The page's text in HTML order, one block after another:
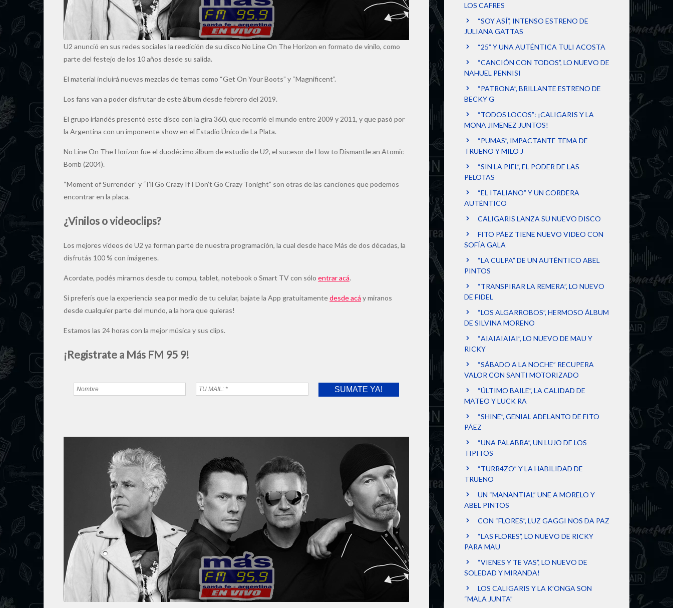
U2 anunció en sus redes sociales la reedición de su disco No Line On The Horizon en formato de vinilo, como
parte del festejo de los 10 años desde su salida.
El material incluirá nuevas mezclas de temas como “Get On Your Boots” y “Magnificent”.
Los fans van a poder disfrutar de este álbum desde febrero del 2019.
El grupo irlandés presentó este disco con la gira 360, que recorrió el mundo entre 2009 y 2011, y que pasó por
la Argentina con un imponente show en el Estadio Único de La Plata.
No Line On The Horizon fue el duodécimo álbum de estudio de U2, el sucesor de How to Dismantle an Atomic
Bomb (2004).
“Moment of Surrender” y “I’ll Go Crazy If I Don’t Go Crazy Tonight” son otras de las canciones que podemos
encontrar en la placa.
¿Vinilos o videoclips?
Los mejores videos de U2 ya forman parte de nuestra programación, la cual desde hace Más de dos décadas, la
disfrutás 100 % con imágenes.
Acordate, podés mirarnos desde tu compu, tablet, notebook o Smart TV con sólo entrar acá.
Si preferís que la experiencia sea por medio de tu celular, bajate la App gratuitamentedesde acá y miranos
desde cualquier parte del mundo, a la hora que quieras!
Estamos las 24 horas con la mejor música y sus clips.
¡Registrate a Más FM 95 9!
LOS CAFRES
“SOY ASÍ”, INTENSO ESTRENO DE
JULIANA GATTAS
“25” Y UNA AUTÉNTICA TULI ACOSTA
“CANCIÓN CON TODOS”, LO NUEVO DE
NAHUEL PENNISI
“PATRONA”, BRILLANTE ESTRENO DE
BECKY G
“TODOS LOCOS”: ¡CALIGARIS Y LA
MONA JIMENEZ JUNTOS!
“PUMAS”, IMPACTANTE TEMA DE
TRUENO Y MILO J
“SIN LA PIEL”, EL PODER DE LAS
PELOTAS
“EL ITALIANO” Y UN CORDERA
AUTÉNTICO
CALIGARIS LANZA SU NUEVO DISCO
FITO PÁEZ TIENE NUEVO VIDEO CON
SOFÍA GALA
“LA CULPA” DE UN AUTÉNTICO ABEL
PINTOS
“TRANSPIRAR LA REMERA”, LO NUEVO
DE FIDEL
“LOS ALGARROBOS”, HERMOSO ÁLBUM
DE SILVINA MORENO
“AIAIAIAIAI”, LO NUEVO DE MAU Y
RICKY
“SÁBADO A LA NOCHE” RECUPERA
VALOR CON SANTI MOTORIZADO
“ÚLTIMO BAILE”, LA CALIDAD DE
MATEO Y LUCK RA
“SHINE”, GENIAL ADELANTO DE FITO
PÁEZ
“UNA PALABRA”, UN LUJO DE LOS
TIPITOS
“TURR4ZO” Y LA HABILIDAD DE
TRUENO
UN “MANANTIAL” UNE A MORELO Y
ABEL PINTOS
CON “FLORES”, LUZ GAGGI NOS DA PAZ
“LAS FLORES”, LO NUEVO DE RICKY
PARA MAU
“VIENES Y TE VAS”, LO NUEVO DE
SOLEDAD Y MIRANDA!
LOS CALIGARIS Y LA K’ONGA SON
“MALA JUNTA”